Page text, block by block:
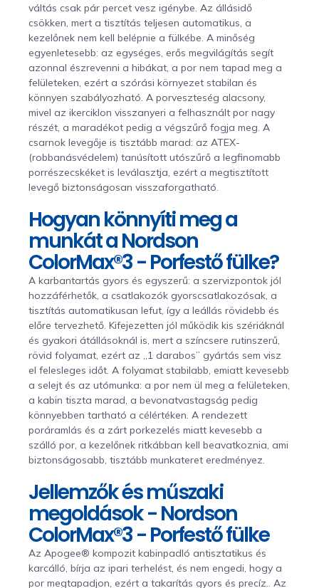
váltás csak pár percet vesz igénybe. Az állásidő
csökken, mert a tisztítás teljesen automatikus, a
kezelőnek nem kell belépnie a fülkébe. A minőség
egyenletesebb: az egységes, erős megvilágítás segít
azonnal észrevenni a hibákat, a por nem tapad meg a
felületeken, ezért a szórási környezet stabilan és
könnyen szabályozható. A porveszteség alacsony,
mivel az ikerciklon visszanyeri a felhasznált por nagy
részét, a maradékot pedig a végszűrő fogja meg. A
csarnok levegője is tisztább marad: az ATEX-
(robbanásvédelem) tanúsított utószűrő a legfinomabb
porrészecskéket is leválasztja, ezért a megtisztított
levegő biztonságosan visszaforgatható.
Hogyan könnyíti meg a
munkát a Nordson
ColorMax®3 - Porfestő fülke?
A karbantartás gyors és egyszerű: a szervizpontok jól
hozzáférhetők, a csatlakozók gyorscsatlakozósak, a
tisztítás automatikusan lefut, így a leállás rövidebb és
előre tervezhető. Kifejezetten jól működik kis szériáknál
és gyakori átállásoknál is, mert a színcsere rutinszerű,
rövid folyamat, ezért az „1 darabos” gyártás sem visz
el felesleges időt. A folyamat stabilabb, emiatt kevesebb
a selejt és az utómunka: a por nem ül meg a felületeken,
a kabin tiszta marad, a bevonatvastagság pedig
könnyebben tartható a célértéken. A rendezett
poráramlás és a zárt porkezelés miatt kevesebb a
szálló por, a kezelőnek ritkábban kell beavatkoznia, ami
biztonságosabb, tisztább munkateret eredményez.
Jellemzők és műszaki
megoldások - Nordson
ColorMax®3 - Porfestő fülke
Az Apogee® kompozit kabinpadló antisztatikus és
karcálló, bírja az ipari terhelést, és nem engedi, hogy a
por megtapadjon, ezért a takarítás gyors és precíz.. Az